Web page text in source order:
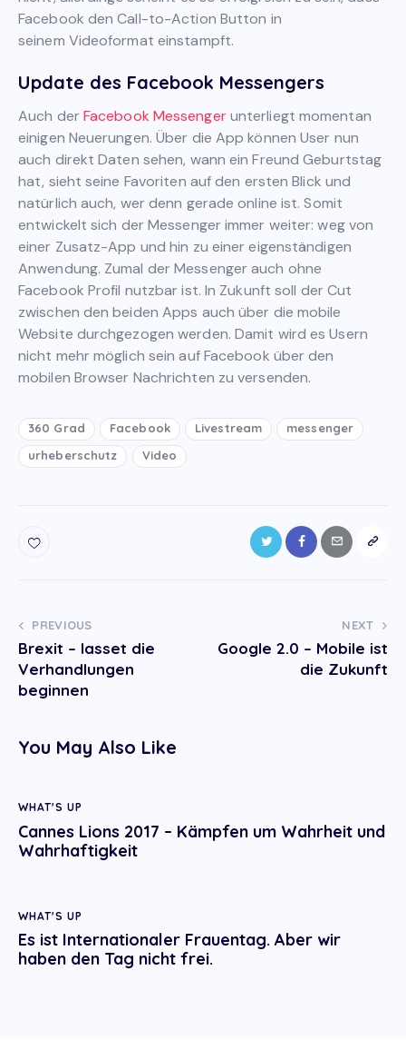
Facebook den Call-to-Action Button in
seinem Videoformat einstampft.
Update des Facebook Messengers
Auch derFacebook Messengerunterliegt momentan
einigen Neuerungen. Über die App können User nun
auch direkt Daten sehen, wann ein Freund Geburtstag
hat, sieht seine Favoriten auf den ersten Blick und
natürlich auch, wer denn gerade online ist. Somit
entwickelt sich der Messenger immer weiter: weg von
einer Zusatz-App und hin zu einer eigenständigen
Anwendung. Zumal der Messenger auch ohne
Facebook Profil nutzbar ist. In Zukunft soll der Cut
zwischen den beiden Apps auch über die mobile
Website durchgezogen werden. Damit wird es Usern
nicht mehr möglich sein auf Facebook über den
mobilen Browser Nachrichten zu versenden.
360 Grad Facebook Livestream
messenger
urheberschutz
Video
Post
navigation
PREVIOUS
Brexit – lasset die
Verhandlungen
beginnen
NEXT
Google 2.0 – Mobile ist
die Zukunft
You May Also Like
WHAT'S UP
Cannes Lions 2017 – Kämpfen um Wahrheit und
Wahrhaftigkeit
WHAT'S UP
Es ist Internationaler Frauentag. Aber wir
haben den Tag nicht frei.